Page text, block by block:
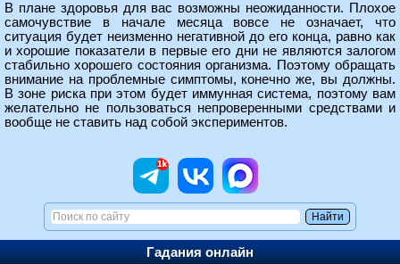
В плане здоровья для вас возможны неожиданности. Плохое
самочувствие в начале месяца вовсе не означает, что
ситуация будет неизменно негативной до его конца, равно как
и хорошие показатели в первые его дни не являются залогом
стабильно хорошего состояния организма. Поэтому обращать
внимание на проблемные симптомы, конечно же, вы должны.
В зоне риска при этом будет иммунная система, поэтому вам
желательно не пользоваться непроверенными средствами и
вообще не ставить над собой экспериментов.
Гадания онлайн